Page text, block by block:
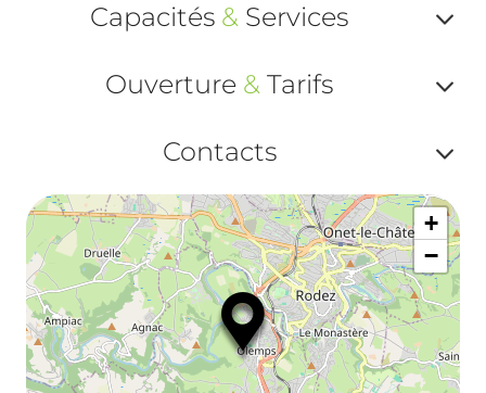
ou
Capacités & Services
ou
Ouverture & Tarifs
ou
et
Contacts
ou
+
−